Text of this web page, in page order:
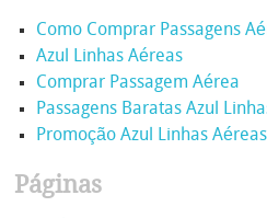
Como Comprar Passagens
Azul Linhas Aéreas
Comprar Passagem Aérea
Passagens Baratas Azul
Promoção Azul Linhas Aéreas
Páginas